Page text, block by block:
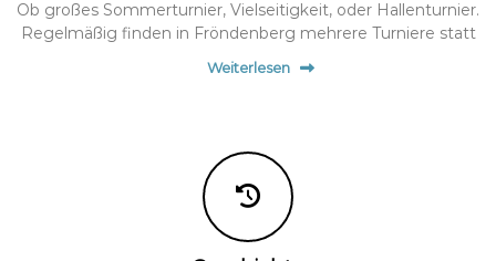
Ob großes Sommerturnier, Vielseitigkeit, oder Hallenturnier.
Regelmäßig finden in Fröndenberg mehrere Turniere statt
Weiterlesen